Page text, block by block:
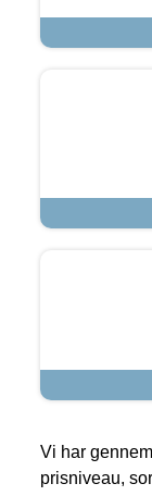
Vi har
prisniveau,